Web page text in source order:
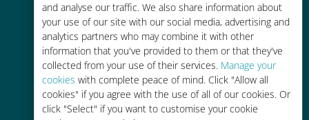
and analyse our traffic. We also share information about
your use of our site with our social media, advertising and
analytics partners who may combine it with other
information that you've provided to them or that they've
collected from your use of their services. Manage your
cookies with complete peace of mind. Click "Allow all
cookies" if you agree with the use of all of our cookies. Or
click "Select" if you want to customise your cookie
Uygun maliyetli
Mevcut operatörünüzle dolaşım
ücretlerinden %90'a kadar daha
ucuz